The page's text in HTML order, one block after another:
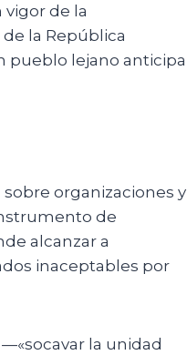
vigor de la
la República
pueblo lejano anticipa
organizaciones y
de
alcanzar a
inaceptables por
la unidad